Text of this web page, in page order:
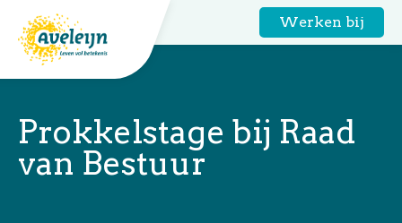
Werken bij
Prokkelstage bij Raad
van Bestuur